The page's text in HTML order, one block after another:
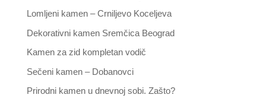
Lomljeni kamen – Crniljevo Koceljeva
Dekorativni kamen Sremčica Beograd
Kamen za zid kompletan vodič
Sečeni kamen – Dobanovci
Prirodni kamen u dnevnoj sobi. Zašto?